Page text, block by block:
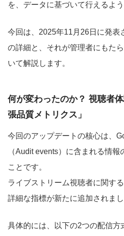
を、データに基づいて行えるよう
今回は、2025年11月26日に発表
の詳細と、それが管理者にもた
いて解説します。
何が変わったのか？ 視聴者
張品質メトリクス」
今回のアップデートの核心は、
（Audit events）に含まれる情
ことです。
ライブストリーム視聴者に関す
詳細な指標が新たに追加されまし
具体的には、以下の2つの配信方